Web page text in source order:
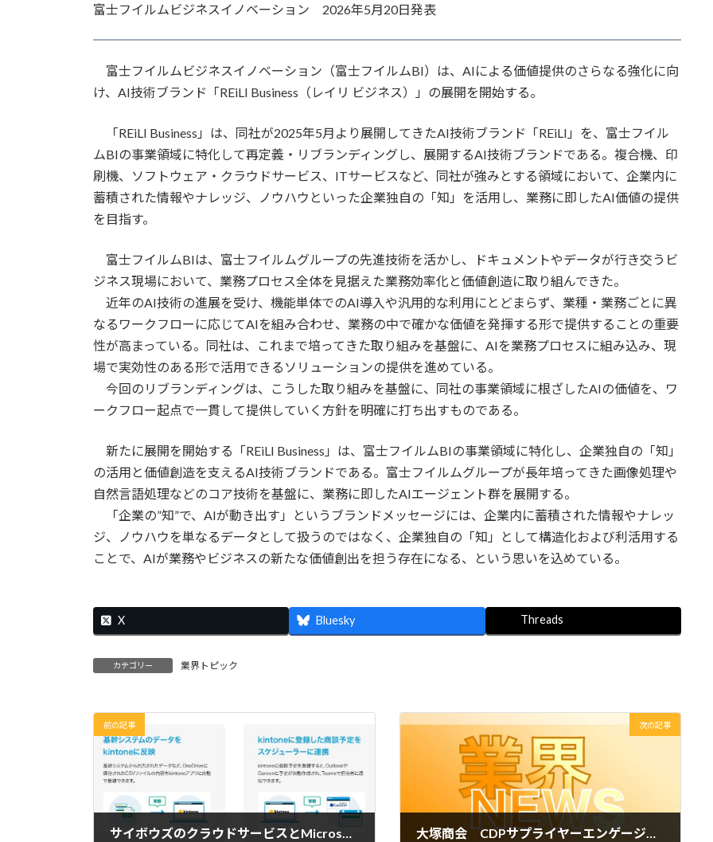
新
時
富士フイルムビジネスイノベーション 2026年5月20日発表
富士フイルムビジネスイノベーション（富士フイルムBI）は、AIによる価値提供のさらなる強化に向
け、AI技術ブランド「REiLI Business（レイリ ビジネス）」の展開を開始する。
「REiLI Business」は、同社が2025年5月より展開してきたAI技術ブランド「REiLI」を、富士フイル
ムBIの事業領域に特化して再定義・リブランディングし、展開するAI技術ブランドである。複合機、印
刷機、ソフトウェア・クラウドサービス、ITサービスなど、同社が強みとする領域において、企業内に
蓄積された情報やナレッジ、ノウハウといった企業独自の「知」を活用し、業務に即したAI価値の提供
を目指す。
富士フイルムBIは、富士フイルムグループの先進技術を活かし、ドキュメントやデータが行き交うビ
ジネス現場において、業務プロセス全体を見据えた業務効率化と価値創造に取り組んできた。
近年のAI技術の進展を受け、機能単体でのAI導入や汎用的な利用にとどまらず、業種・業務ごとに異
なるワークフローに応じてAIを組み合わせ、業務の中で確かな価値を発揮する形で提供することの重要
性が高まっている。同社は、これまで培ってきた取り組みを基盤に、AIを業務プロセスに組み込み、現
場で実効性のある形で活用できるソリューションの提供を進めている。
今回のリブランディングは、こうした取り組みを基盤に、同社の事業領域に根ざしたAIの価値を、ワ
ークフロー起点で一貫して提供していく方針を明確に打ち出すものである。
新たに展開を開始する「REiLI Business」は、富士フイルムBIの事業領域に特化し、企業独自の「知」
の活用と価値創造を支えるAI技術ブランドである。富士フイルムグループが長年培ってきた画像処理や
自然言語処理などのコア技術を基盤に、業務に即したAIエージェント群を展開する。
「企業の”知”で、AIが動き出す」というブランドメッセージには、企業内に蓄積された情報やナレッ
ジ、ノウハウを単なるデータとして扱うのではなく、企業独自の「知」として構造化および利活用する
ことで、AIが業務やビジネスの新たな価値創出を担う存在になる、という思いを込めている。
X Bluesky Threads
カテゴリー 業界トピック
前の記事
サイボウズのクラウドサービスとMicrosoft 365をノーコードで連携
次の記事
大塚商会 CDPサプライヤーエンゲージメント評価で最高評価を初取得